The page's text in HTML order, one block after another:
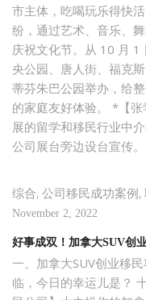
市主体，吃喝玩乐得快
纷，通过艺术、音乐、
庆祝文化节。从 10 月 1
央公园、唐人街、福克
蒂芬朱巴公园举办，给
的家庭友好体验。 *【
展的留学和移民行业中
公司展台旁边设台宣传。
综合, 公司移民成功案例 ,
November 2, 2022
好事成双！加拿大SUV创
一、加拿大SUV创业移
临，今日的幸运儿是？